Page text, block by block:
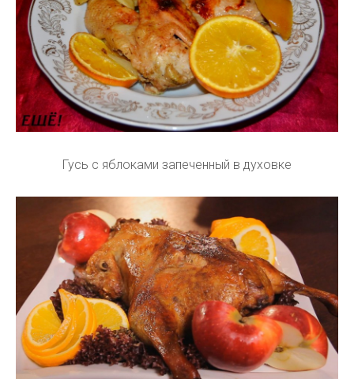
Гусь с яблоками запеченный в духовке